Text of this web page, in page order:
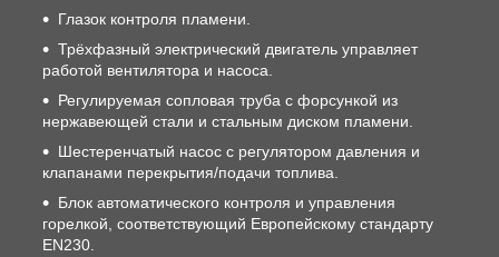
Глазок контроля пламени.
Трёхфазный электрический двигатель управляет
работой вентилятора и насоса.
Регулируемая сопловая труба с форсункой из
нержавеющей стали и стальным диском пламени.
Шестеренчатый насос с регулятором давления и
клапанами перекрытия/подачи топлива.
Блок автоматического контроля и управления
горелкой, соответствующий Европейскому стандарту
EN230.